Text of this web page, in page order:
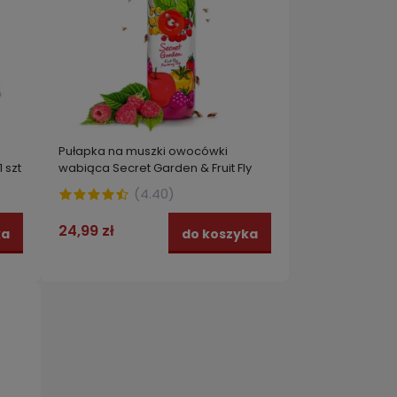
szt
Pułapka na muszki owocówki
wabiąca Secret Garden & Fruit Fly
(4.40)
24,99 zł do koszyka